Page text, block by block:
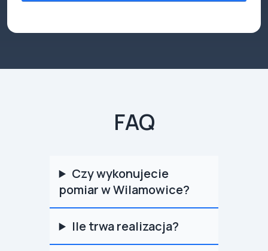
FAQ
Czy wykonujecie
pomiar w Wilamowice?
Ile trwa realizacja?